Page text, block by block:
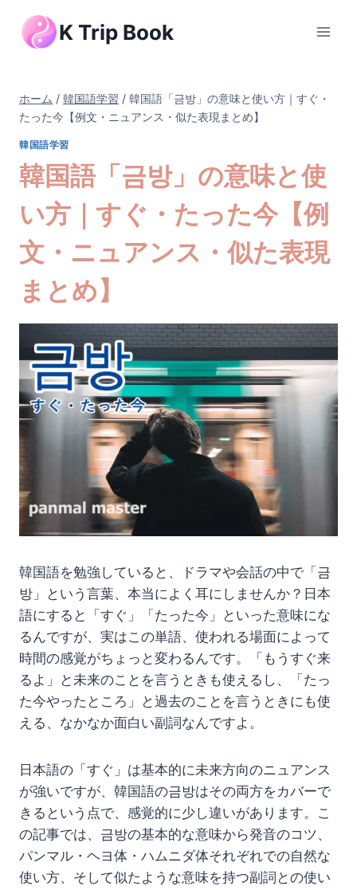
K Trip Book
ホーム / 韓国語学習 / 韓国語「금방」の意味と使い方｜すぐ・
たった今【例文・ニュアンス・似た表現まとめ】
韓国語学習
韓国語「금방」の意味と使
い方｜すぐ・たった今【例
文・ニュアンス・似た表現
まとめ】
韓国語を勉強していると、ドラマや会話の中で「금
방」という言葉、本当によく耳にしませんか？日本
語にすると「すぐ」「たった今」といった意味にな
るんですが、実はこの単語、使われる場面によって
時間の感覚がちょっと変わるんです。「もうすぐ来
るよ」と未来のことを言うときも使えるし、「たっ
た今やったところ」と過去のことを言うときにも使
える、なかなか面白い副詞なんですよ。
日本語の「すぐ」は基本的に未来方向のニュアンス
が強いですが、韓国語の금방はその両方をカバーで
きるという点で、感覚的に少し違いがあります。こ
の記事では、금방の基本的な意味から発音のコツ、
パンマル・ヘヨ体・ハムニダ体それぞれでの自然な
使い方、そして似たような意味を持つ副詞との使い